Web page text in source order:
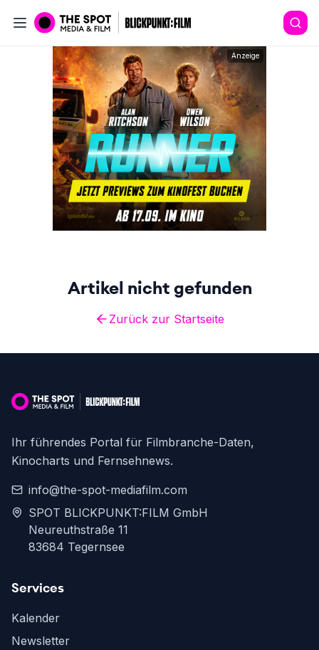
Anzeige
Artikel nicht gefunden
Zurück zur Startseite
Ihr führendes Portal für Filmbranche-Daten,
Kinocharts und Fernsehnews.
info@the-spot-mediafilm.com
SPOT BLICKPUNKT:FILM GmbH
Neureuthstraße 11
83684 Tegernsee
Services
Kalender
Newsletter